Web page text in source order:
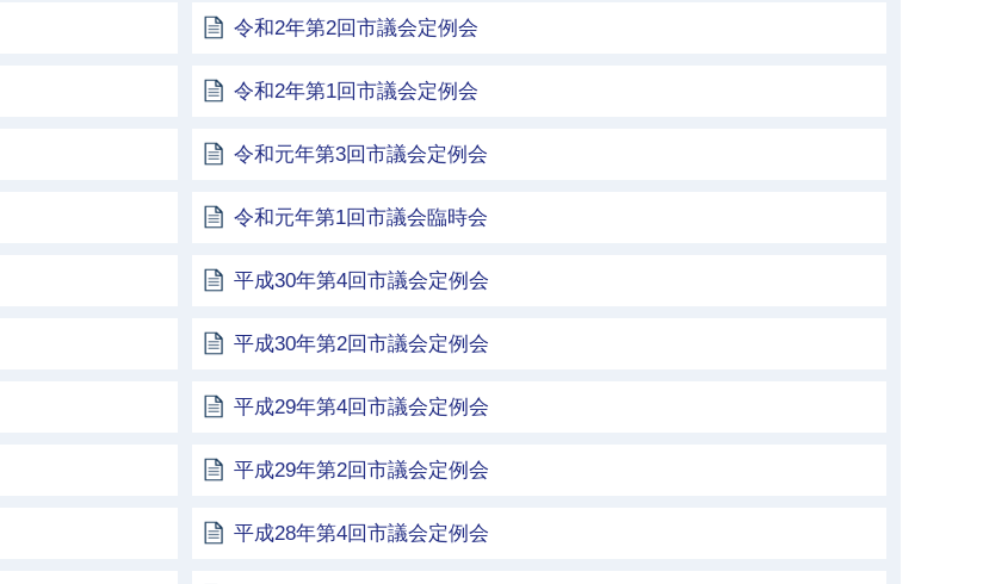
令和2年第2回市議会定例会
令和2年第1回市議会定例会
令和元年第3回市議会定例会
令和元年第1回市議会臨時会
平成30年第4回市議会定例会
平成30年第2回市議会定例会
平成29年第4回市議会定例会
平成29年第2回市議会定例会
平成28年第4回市議会定例会